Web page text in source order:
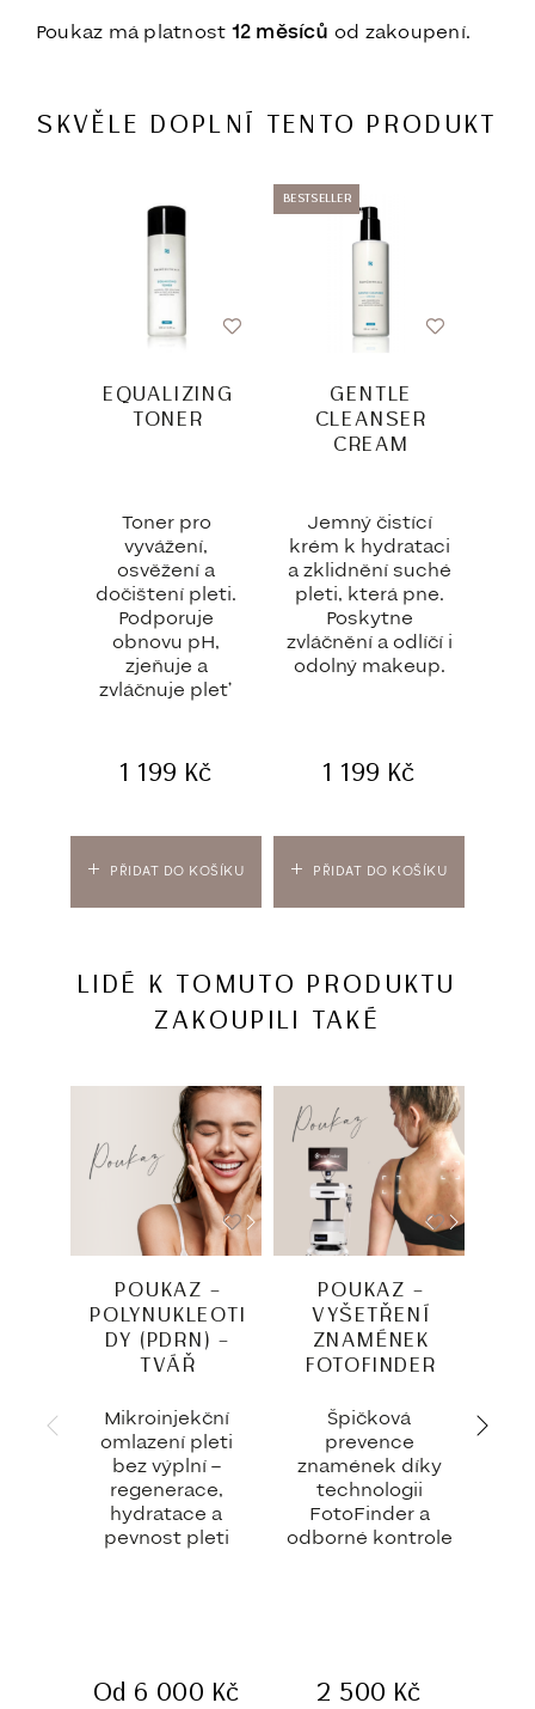
Poukaz má platnost 12 měsíců od zakoupení.
SKVĚLE DOPLNÍ TENTO PRODUKT
PŘIDAT DO KOŠÍKU
EQUALIZING
TONER
Toner pro
vyvážení,
osvěžení a
dočištení pleti.
Podporuje
obnovu pH,
zjeňuje a
zvláčnuje pleť
1 199 Kč
BESTSELLER
PŘIDAT DO KOŠÍKU
GENTLE
CLEANSER
CREAM
Jemný čistící
krém k hydrataci
a zklidnění suché
pleti, která pne.
Poskytne
zvláčnění a odlíčí i
odolný makeup.
1 199 Kč
LIDÉ K TOMUTO PRODUKTU
ZAKOUPILI TAKÉ
POUKAZ –
POLYNUKLEOTI
DY (PDRN) –
TVÁŘ
Mikroinjekční
omlazení pleti
bez výplní –
regenerace,
hydratace a
pevnost pleti
Od 6 000 Kč
POUKAZ –
VYŠETŘENÍ
ZNAMÉNEK
FOTOFINDER
Špičková
prevence
znamének díky
technologii
FotoFinder a
odborné kontrole
2 500 Kč